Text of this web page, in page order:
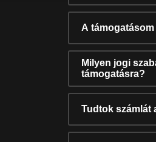
A
Milyen jogi
támogatásra?
Tudtok számlát